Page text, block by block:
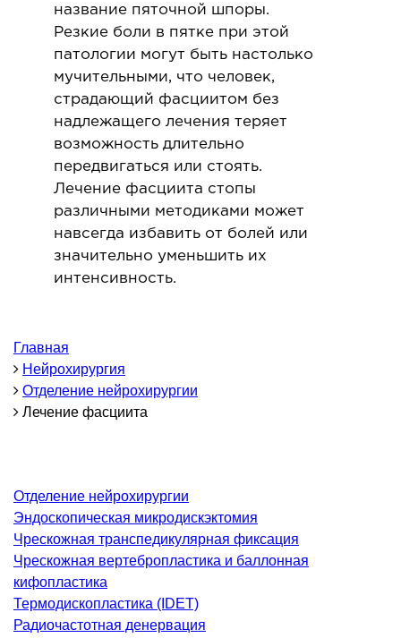
ХИРУРГИЯ
в гинекологии
в онкологии
в хирургии
И ОНКОХИРУРГИЯ
и болезни молочной железы
и онкохирургия
НАПРАВЛЕНИЕ
и нутрициология
терапия
название пяточной шпоры.
Резкие боли в пятке при этой
патологии могут быть настолько
мучительными, что человек,
страдающий фасциитом без
надлежащего лечения теряет
возможность длительно
передвигаться или стоять.
Лечение фасциита стопы
различными методиками может
навсегда избавить от болей или
значительно уменьшить их
интенсивность.
Главная
Нейрохирургия
Отделение нейрохирургии
Лечение фасциита
Отделение нейрохирургии
Эндоскопическая микродискэктомия
Чрескожная транспедикулярная фиксация
Чрескожная вертебропластика и баллонная
кифопластика
Термодископластика (IDET)
Радиочастотная денервация